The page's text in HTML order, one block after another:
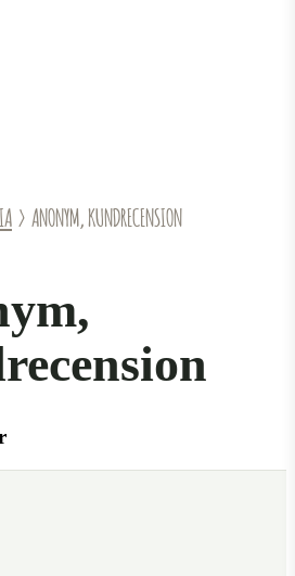
› ANONYM, KUNDRECENSION